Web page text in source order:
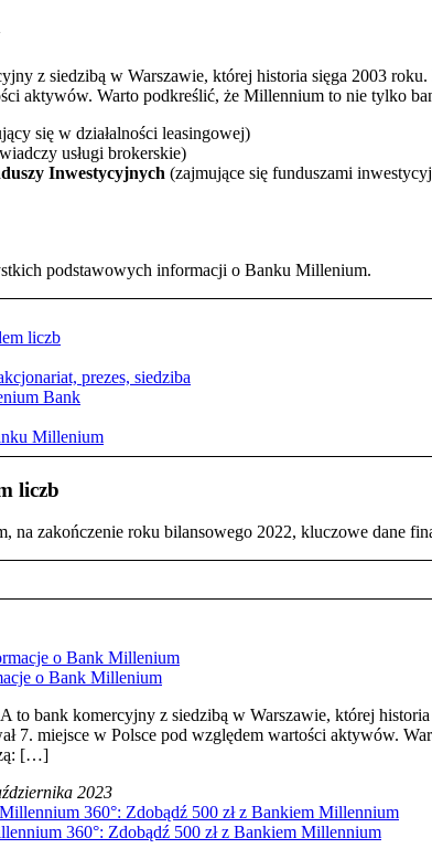
z siedzibą w Warszawie, której historia sięga 2003
aktywów. Warto podkreślić, że Millennium to nie tylko
się w działalności leasingowej)
usługi brokerskie)
Inwestycyjnych (zajmujące się funduszami
podstawowych informacji o Banku Millenium.
liczb
prezes, siedziba
Bank
Millenium
liczb
na zakończenie roku bilansowego 2022, kluczowe dane
o Bank Millenium
to bank komercyjny z siedzibą w Warszawie, której
7. miejsce w Polsce pod względem wartości aktywów.
[…]
2023
360°: Zdobądź 500 zł z Bankiem Millennium